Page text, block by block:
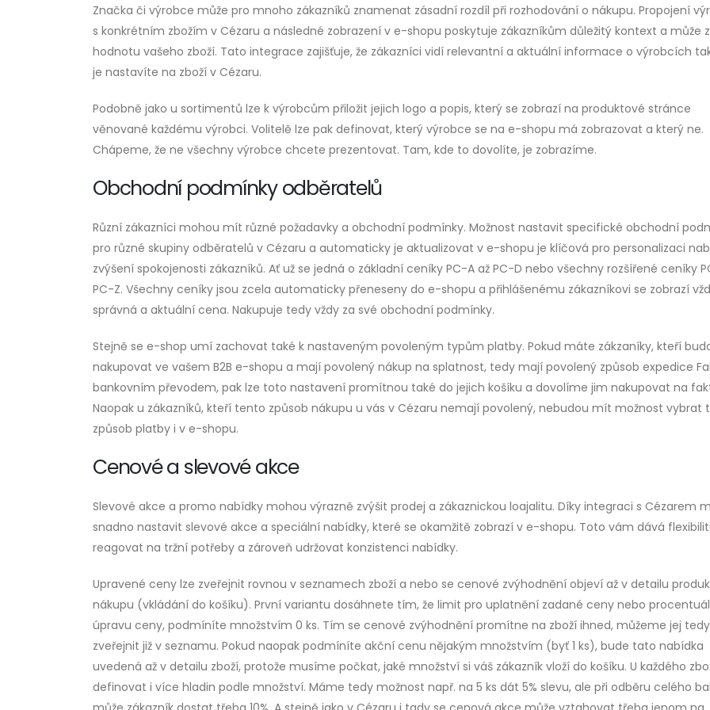
Značka či výrobce může pro mnoho zákazníků znamenat zásadní rozdíl při rozhodování o nákupu. Propojení
s konkrétním zbožím v Cézaru a následné zobrazení v e-shopu poskytuje zákazníkům důležitý kontext a může
hodnotu vašeho zboží. Tato integrace zajišťuje, že zákazníci vidí relevantní a aktuální informace o výrobcích
je nastavíte na zboží v Cézaru.
Podobně jako u sortimentů lze k výrobcům přiložit jejich logo a popis, který se zobrazí na produktové stránce
věnované každému výrobci. Volitelě lze pak definovat, který výrobce se na e-shopu má zobrazovat a který ne.
Chápeme, že ne všechny výrobce chcete prezentovat. Tam, kde to dovolíte, je zobrazíme.
Obchodní podmínky odběratelů
Různí zákazníci mohou mít různé požadavky a obchodní podmínky. Možnost nastavit specifické obchodní
pro různé skupiny odběratelů v Cézaru a automaticky je aktualizovat v e-shopu je klíčová pro personalizaci
zvýšení spokojenosti zákazníků. Ať už se jedná o základní ceníky PC-A až PC-D nebo všechny rozšířené ceníky
PC-Z. Všechny ceníky jsou zcela automaticky přeneseny do e-shopu a přihlášenému zákazníkovi se zobrazí
správná a aktuální cena. Nakupuje tedy vždy za své obchodní podmínky.
Stejně se e-shop umí zachovat také k nastaveným povoleným typům platby. Pokud máte zákzaníky, kteří
nakupovat ve vašem B2B e-shopu a mají povolený nákup na splatnost, tedy mají povolený způsob expedice
bankovním převodem, pak lze toto nastavení promítnou také do jejich košíku a dovolíme jim nakupovat na
Naopak u zákazníků, kteří tento způsob nákupu u vás v Cézaru nemají povolený, nebudou mít možnost vybrat
způsob platby i v e-shopu.
Cenové a slevové akce
Slevové akce a promo nabídky mohou výrazně zvýšit prodej a zákaznickou loajalitu. Díky integraci s Cézarem
snadno nastavit slevové akce a speciální nabídky, které se okamžitě zobrazí v e-shopu. Toto vám dává
reagovat na tržní potřeby a zároveň udržovat konzistenci nabídky.
Upravené ceny lze zveřejnit rovnou v seznamech zboží a nebo se cenové zvýhodnění objeví až v detailu
nákupu (vkládání do košíku). První variantu dosáhnete tím, že limit pro uplatnění zadané ceny nebo
úpravu ceny, podmíníte množstvím 0 ks. Tím se cenové zvýhodnění promítne na zboží ihned, můžeme jej tedy
zveřejnit již v seznamu. Pokud naopak podmíníte akční cenu nějakým množstvím (byť 1 ks), bude tato nabídka
uvedená až v detailu zboží, protože musíme počkat, jaké množství si váš zákazník vloží do košíku. U každého
definovat i více hladin podle množství. Máme tedy možnost např. na 5 ks dát 5% slevu, ale při odběru celého